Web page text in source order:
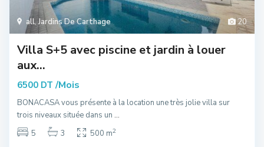
20
all,Jardins De Carthage
Villa S+5 avec piscine et jardin à louer
aux...
6500 DT /Mois
BONACASA vous présente à la location une très jolie villa sur
trois niveaux située dans un ...
5
3 500 m2